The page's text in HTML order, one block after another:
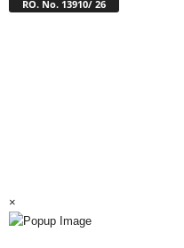
RO. No. 13910/ 26
×